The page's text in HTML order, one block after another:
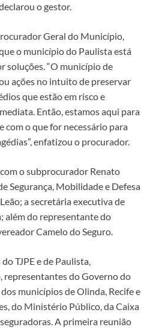
o gestor.
Geral do Município,
o município do Paulista está
soluções. “O município de
ações no intuito de preservar
que estão em risco e
Então, estamos aqui para
com o que for necessário para
enfatizou o procurador.
o subprocurador Renato
Segurança, Mobilidade e Defesa
a secretária executiva de
além do representante do
Camelo do Seguro.
TJPE e de Paulista,
representantes do Governo do
municípios de Olinda, Recife e
do Ministério Público, da Caixa
A primeira reunião